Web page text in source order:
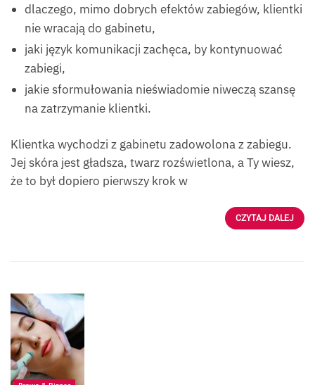
dlaczego, mimo dobrych efektów zabiegów, klientki
nie wracają do gabinetu,
jaki język komunikacji zachęca, by kontynuować
zabiegi,
jakie sformułowania nieświadomie niweczą szansę
na zatrzymanie klientki.
Klientka wychodzi z gabinetu zadowolona z zabiegu.
Jej skóra jest gładsza, twarz rozświetlona, a Ty wiesz,
że to był dopiero pierwszy krok w
CZYTAJ DALEJ
Źródło: iStock-Denis-
Vyalov